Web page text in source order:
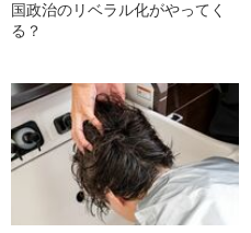
国政治のリベラル化がやってく
る？